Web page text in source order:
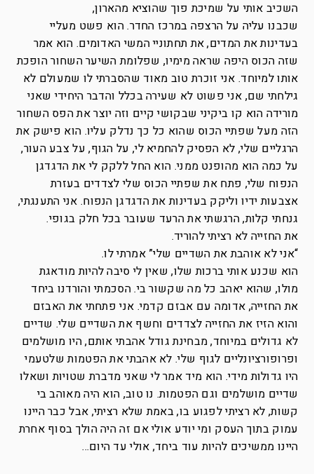
השכיב אותי על שמיכת פוך שהוציא מהארון,
שכבנו עליה על הרצפה במרכז החדר. הוא פשט מעליי
בעדינות את המדים, את תחתוניי המשי האדומים. הוא אמר
שזה הכוס היפה שראה מימיו, שפלומת השיער השחור הופכת
אותו למיוחד. אני זוכרת טוב מאוד שהסברתי לו שמעולם לא
גילחתי שם, אני פשוט לא שעירה בכלל והדבר היחידי שאני
מורידה הוא קו ביקיני שבקושי קיים וזה יוצר את הפס השחור
הזה מעל שפתיי הכוס שהוא כל כך נדלק עליו. הוא פישק את
הרגליים שלי, לא הפסיק להחמיא לי, על הגוף, על צבע העור,
על כמה הוא מהופנט ממני. הוא החל ללקק לי את הדגדגן
הנפוח שלי, פתח את שפתיי הכוס שלי לצדדים בעזרת
אצבעות ידיו וליקק בעדינות את הדגדגן הנפוח. אני התענגתי,
גנחתי קלות, הרגשתי את הרעד שעובר בכל חלק בגופי.
את החזייה לא רציתי להוריד.
“אני לא אוהבת את השדיים שלי” אמרתי לו.
הוא שכנע אותי ברכות שלו, שאין לי סיבה להיות מודאגת
מולו, שהוא יאהב כל מה שקשור בי. הסכמתי והורדנו ביחד
את החזייה, אדומה עם אבזם קדמי. אני פתחתי את האבזם
והוא הזיז את החזייה לצדדים וחשף את השדיים שלי. שדיים
לא גדולים במיוחד, מבחינת גודל אהבתי אותם, היו מושלמים
ופרופורציונליים לגוף שלי. לא אהבתי את הפטמות שלטעמי
היו גדולות מידי. הוא מיד אמר לי שאני מדברת שטויות ושאלו
שדיים מושלמים וגם הפטמות. נו טוב, הוא היה מאוהב בי
קשות, לא רציתי לפגוע בו, באמת שלא רציתי, אבל כבר היינו
עמוק בתוך העסק ומי יודע אולי אם זה היה הולך בסוף אחרת
היינו ממשיכים להיות עוד ביחד, אולי עד היום…